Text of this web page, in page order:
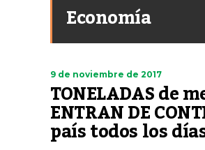
Economía
9 de noviembre de 2017
TONELADAS de
ENTRAN DE
país todos los